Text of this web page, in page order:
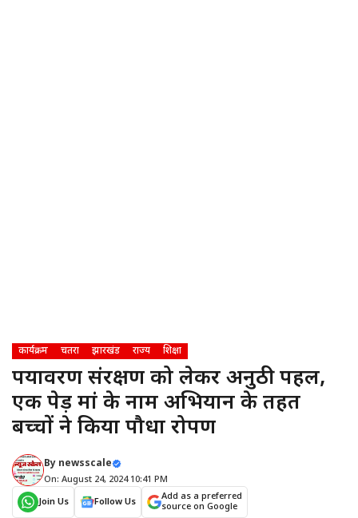
कार्यक्रम चतरा झारखंड राज्य शिक्षा
पर्यावरण संरक्षण को लेकर अनुठी पहल,
एक पेड़ मां के नाम अभियान के तहत
बच्चों ने किया पौधा रोपण
By newsscale
On: August 24, 2024 10:41 PM
Join Us
Follow Us
Add as a preferred
source on Google